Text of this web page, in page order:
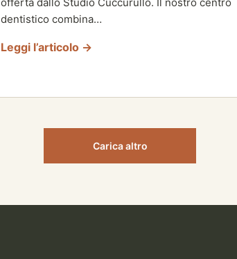
dentistico combina…
Leggi l’articolo →
Carica altro